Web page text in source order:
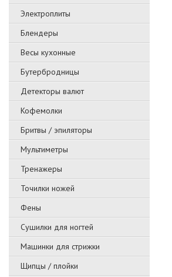
Электроплиты
Блендеры
Весы кухонные
Бутербродницы
Детекторы валют
Кофемолки
Бритвы / эпиляторы
Мультиметры
Тренажеры
Точилки ножей
Фены
Сушилки для ногтей
Машинки для стрижки
Щипцы / плойки